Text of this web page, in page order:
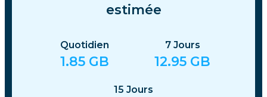
estimée
Quotidien
1.85 GB
7 Jours
12.95 GB
15 Jours